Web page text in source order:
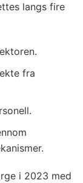
langs fire
fra
i 2023 med